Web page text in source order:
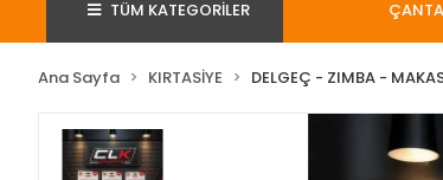
TÜM KATEGORİLER ÇANTA
Ana Sayfa KIRTASİYE DELGEÇ - ZIMBA -